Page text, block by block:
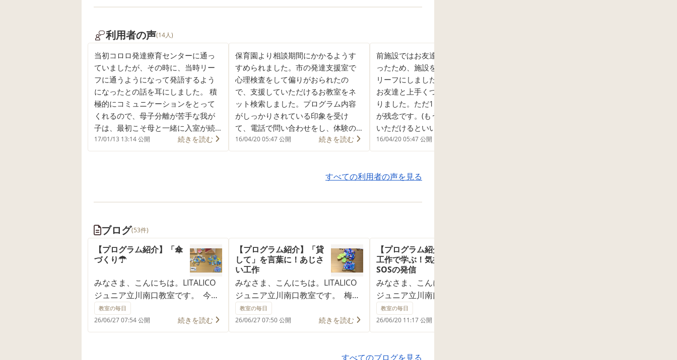
利用者の声(14人)
当初コロロ発達療育センターに通っ
ていましたが、その時に、当時リー
フに通うようになって発語するよう
になったとの話を耳にしました。 積
極的にコミュニケーションをとって
くれるので、母子分離が苦手な我が
子は、最初こそ母と一緒に入室が続
いたものの、1カ月後には集団に溶け
込むようになっていました。 まだま
雑多な環境の中でも話や課題に注目
親子共に相談や話し合う時間を個別
に取って下さるので、3年が経ち、と
ても成長しました。お友達につられ
る事も少なく、自分の意見を説明出
来るようになってきました。また、
幼稚園にも先生が来てくださり、幼
稚園の課題をリタリコに持ち込ん
で、対応を検討して頂き、幼稚園で
もやや落ち着いて過ごせるようにな
ってきました。とても感謝していま
17/01/13 13:14 公開 続きを読む
保育園より相談期間にかかるようす
すめられました。市の発達支援室で
心理検査をして偏りがおられたの
で、支援していただけるお教室をネ
ット検索しました。プログラム内容
がしっかりされている印象を受け
て、電話で問い合わせをし、体験の
運びとなりました、体験時にモニタ
ーで授業の様子を見せてもらい、工
別のカウンセリングの丁寧さに利用
ことの一つに「お友達との関わり」
毎回の授業のプログラムとして組み
込まれてはいるので、より充実させ
ていただけると親としては、抱いて
いる不安感の解消につながっていき
ますので、ぜひお願いします。
16/04/20 05:47 公開 続きを読む
前施設ではお友達とのトラブルがあ
ったため、施設を変えようと思い、
リーフにしました。 リーフーでは、
お友達と上手くつきあえるようにな
りました。ただ1コマの時間が短いの
が残念です。(もう少し長い時間して
いただけるといいなぁと思いました)
16/04/20 05:47 公開
すべての利用者の声を見る
ブログ(53件)
【プログラム紹介】「傘
づくり☂
みなさま、こんにちは。LITALICO
ジュニア立川南口教室です。 今日
は台風の予報でしたが、幸いにも
LITALICOジュニア立川南口教室は
雨の影響も少なく、元気なお子さ
教室の毎日
26/06/27 07:54 公開 続きを読む
【プログラム紹介】「貸
して」を言葉に！あじさ
い工作
みなさま、こんにちは。LITALICO
ジュニア立川南口教室です。 梅雨
シリーズ2回目です！ 日を追うご
とに、あじさいの花がきれいに色
づく季節になってきましたね。 雨
でお子さまと過ごす時間が増える
教室の毎日
26/06/27 07:50 公開 続きを読む
【プログラム紹介】虹の
工作で学ぶ！気持ちや
SOSの発信
みなさま、こんにちは。LITALICO
ジュニア立川南口教室です。 久々
の更新となります。 改めてブログ
更新をしてまいりますので、ぜひ
チェックしてくださいね。 どんよ
になりました！ 6月は「梅雨の工作
教室の毎日
26/06/20 11:17 公開
すべてのブログを見る